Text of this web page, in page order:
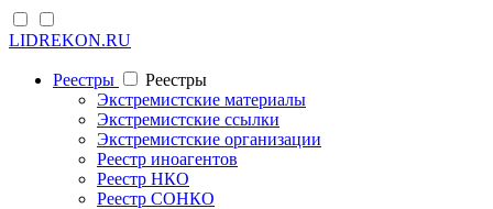
LIDREKON.RU
Реестры
Реестры
Экстремистские материалы
Экстремистские ссылки
Экстремистские организации
Реестр иноагентов
Реестр НКО
Реестр СОНКО